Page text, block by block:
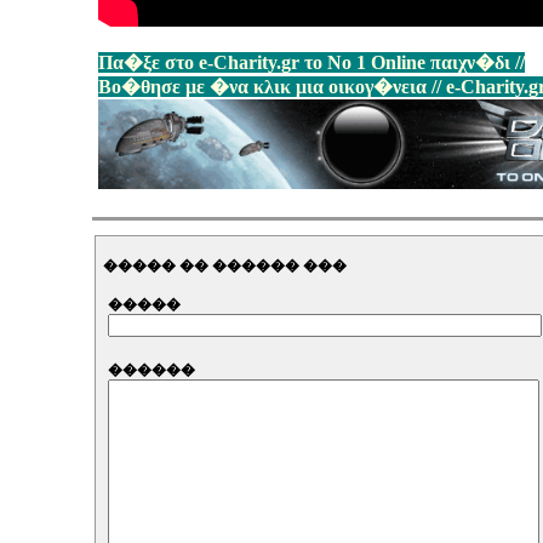
Πα�ξε στο e-Charity.gr το No 1 Online παιχν�δι //
Βο�θησε με �να κλικ μια οικογ�νεια // e-
����� �� ������ ���
�����
������